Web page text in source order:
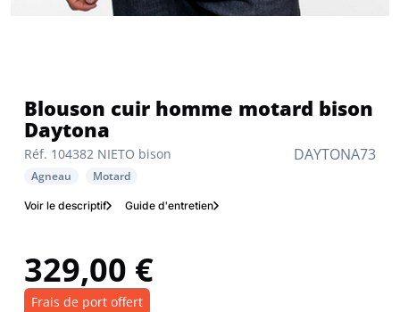
DAYTONA73
Réf. 104382 NIETO bison
Blouson cuir homme motard bison
Daytona
Agneau Motard
Voir le descriptif Guide d'entretien
329,00 €
Frais de port offert